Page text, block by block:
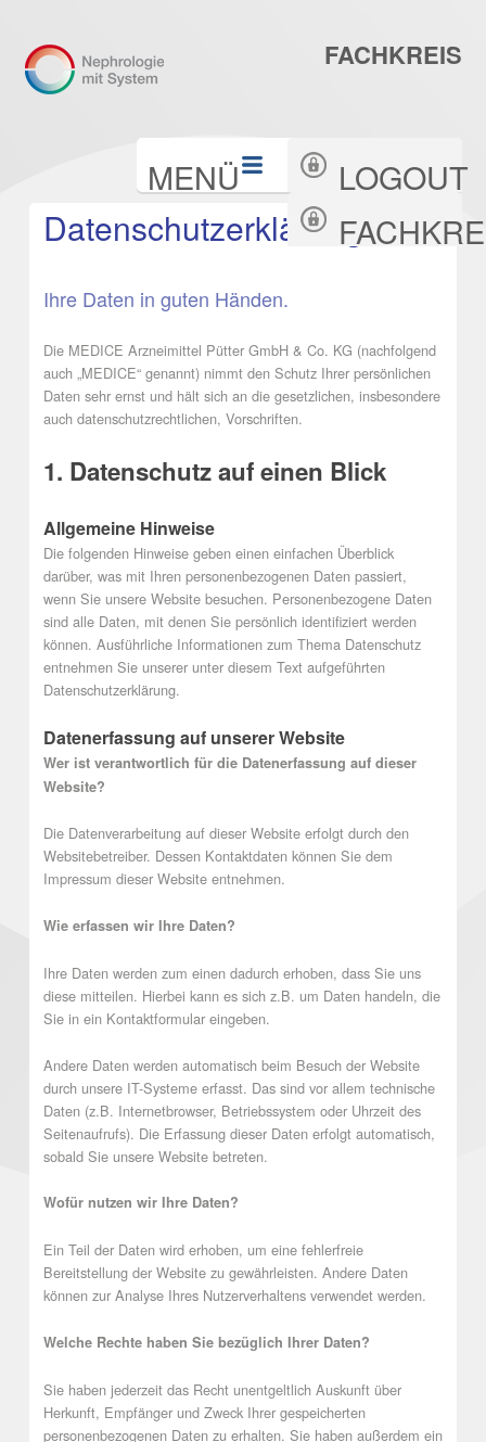
FACHKREIS
zum
Inhalt
zur
Navigation
SektionenMENÜ
LOGOUT
Datenschutzerklärung.
Ihre Daten in guten Händen.
Die MEDICE Arzneimittel Pütter GmbH & Co. KG (nachfolgend
auch „MEDICE“ genannt) nimmt den Schutz Ihrer persönlichen
Daten sehr ernst und hält sich an die gesetzlichen, insbesondere
auch datenschutzrechtlichen, Vorschriften.
1. Datenschutz auf einen Blick
Allgemeine Hinweise
Die folgenden Hinweise geben einen einfachen Überblick
darüber, was mit Ihren personenbezogenen Daten passiert,
wenn Sie unsere Website besuchen. Personenbezogene Daten
sind alle Daten, mit denen Sie persönlich identifiziert werden
können. Ausführliche Informationen zum Thema Datenschutz
entnehmen Sie unserer unter diesem Text aufgeführten
Datenschutzerklärung.
Datenerfassung auf unserer Website
Wer ist verantwortlich für die Datenerfassung auf dieser
Website?
Die Datenverarbeitung auf dieser Website erfolgt durch den
Websitebetreiber. Dessen Kontaktdaten können Sie dem
Impressum dieser Website entnehmen.
Wie erfassen wir Ihre Daten?
Ihre Daten werden zum einen dadurch erhoben, dass Sie uns
diese mitteilen. Hierbei kann es sich z.B. um Daten handeln, die
Sie in ein Kontaktformular eingeben.
Andere Daten werden automatisch beim Besuch der Website
durch unsere IT-Systeme erfasst. Das sind vor allem technische
Daten (z.B. Internetbrowser, Betriebssystem oder Uhrzeit des
Seitenaufrufs). Die Erfassung dieser Daten erfolgt automatisch,
sobald Sie unsere Website betreten.
Wofür nutzen wir Ihre Daten?
Ein Teil der Daten wird erhoben, um eine fehlerfreie
Bereitstellung der Website zu gewährleisten. Andere Daten
können zur Analyse Ihres Nutzerverhaltens verwendet werden.
Welche Rechte haben Sie bezüglich Ihrer Daten?
Sie haben jederzeit das Recht unentgeltlich Auskunft über
Herkunft, Empfänger und Zweck Ihrer gespeicherten
personenbezogenen Daten zu erhalten. Sie haben außerdem ein